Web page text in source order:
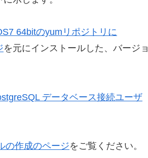
64bitのyumリポジトリに
を元にインストールした、バージョ
データベース接続ユーザ
の作成のページをご覧ください。